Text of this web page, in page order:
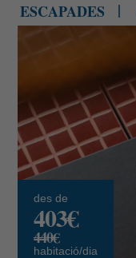
ESCAPADES
des de
403€
440€
habitació/dia